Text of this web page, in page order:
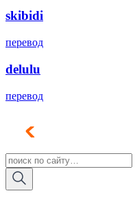
skibidi
перевод
delulu
перевод